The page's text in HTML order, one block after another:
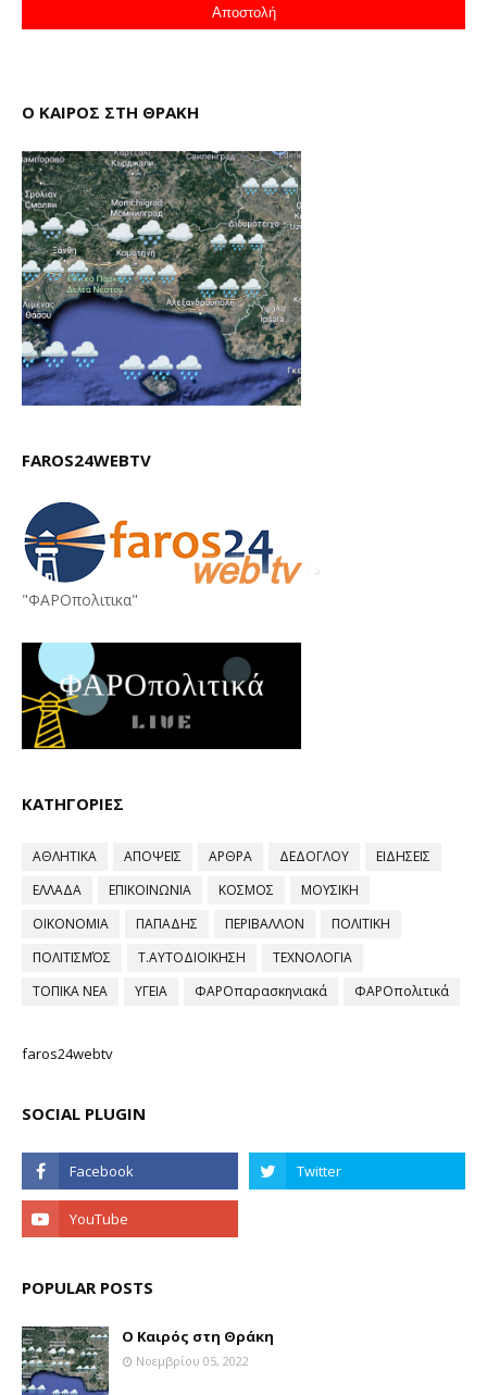
Ο ΚΑΙΡΟΣ ΣΤΗ ΘΡΑΚΗ
FAROS24WEBTV
"ΦΑΡΟπολιτικα"
ΚΑΤΗΓΟΡΙΕΣ
ΑΘΛΗΤΙΚΑ ΑΠΟΨΕΙΣ ΑΡΘΡΑ ΔΕΔΟΓΛΟΥ
ΕΙΔΗΣΕΙΣ
ΕΛΛΑΔΑ
ΕΠΙΚΟΙΝΩΝΙΑ ΚΟΣΜΟΣ
ΜΟΥΣΙΚΗ
ΟΙΚΟΝΟΜΙΑ
ΠΑΠΑΔΗΣ ΠΕΡΙΒΑΛΛΟΝ
ΠΟΛΙΤΙΚΗ
ΠΟΛΙΤΙΣΜΌΣ
Τ.ΑΥΤΟΔΙΟΙΚΗΣΗ
ΤΕΧΝΟΛΟΓΙΑ
ΤΟΠΙΚΑ ΝΕΑ
ΥΓΕΙΑ ΦΑΡΟπαρασκηνιακά ΦΑΡΟπολιτικά
faros24webtv
SOCIAL PLUGIN
POPULAR POSTS
Ο Καιρός στη Θράκη
Νοεμβρίου 05, 2022